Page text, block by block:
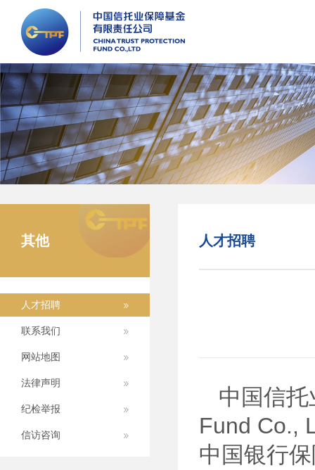
其他
人才招聘
联系我们
网站地图
法律声明
纪检举报
信访咨询
人才招聘
中国信
Fund Co.,
中国银行